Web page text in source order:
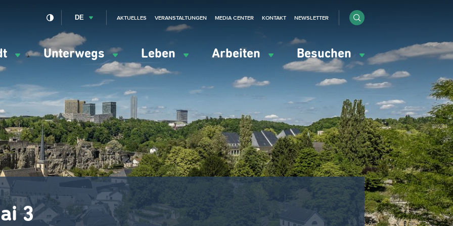
Unterwegs Leben Arbeiten Besuchen
DE AKTUELLES VERANSTALTUNGEN MEDIA CENTER KONTAKT NEWSLETTER
3